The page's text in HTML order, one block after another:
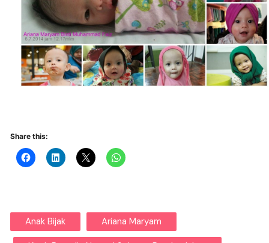
Share this:
Anak Bijak Ariana Maryam